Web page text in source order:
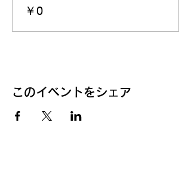
￥0
このイベントをシェア